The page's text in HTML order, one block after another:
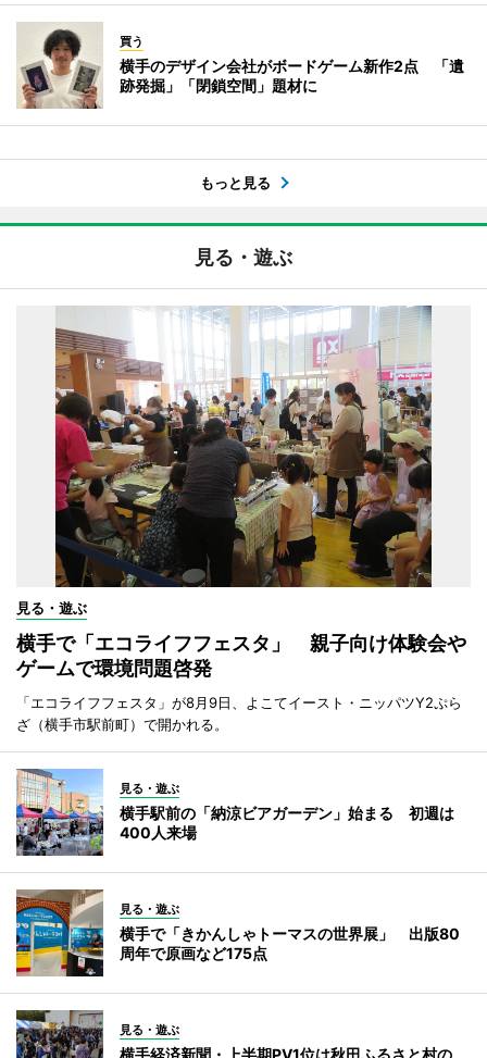
買う
横手のデザイン会社がボードゲーム新作2点 「遺
跡発掘」「閉鎖空間」題材に
もっと見る
見る・遊ぶ
見る・遊ぶ
横手で「エコライフフェスタ」 親子向け体験会や
ゲームで環境問題啓発
「エコライフフェスタ」が8月9日、よこてイースト・ニッパツY2ぷら
ざ（横手市駅前町）で開かれる。
見る・遊ぶ
横手駅前の「納涼ビアガーデン」始まる 初週は
400人来場
見る・遊ぶ
横手で「きかんしゃトーマスの世界展」 出版80
周年で原画など175点
見る・遊ぶ
横手経済新聞・上半期PV1位は秋田ふるさと村の